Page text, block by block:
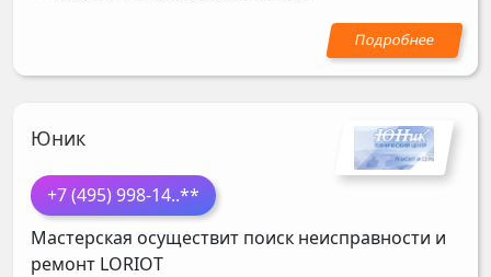
Юник
+7 (495) 998-14..**
Мастерская осуществит поиск неисправности и
ремонт LORIOT